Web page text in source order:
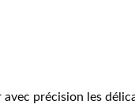
précision les